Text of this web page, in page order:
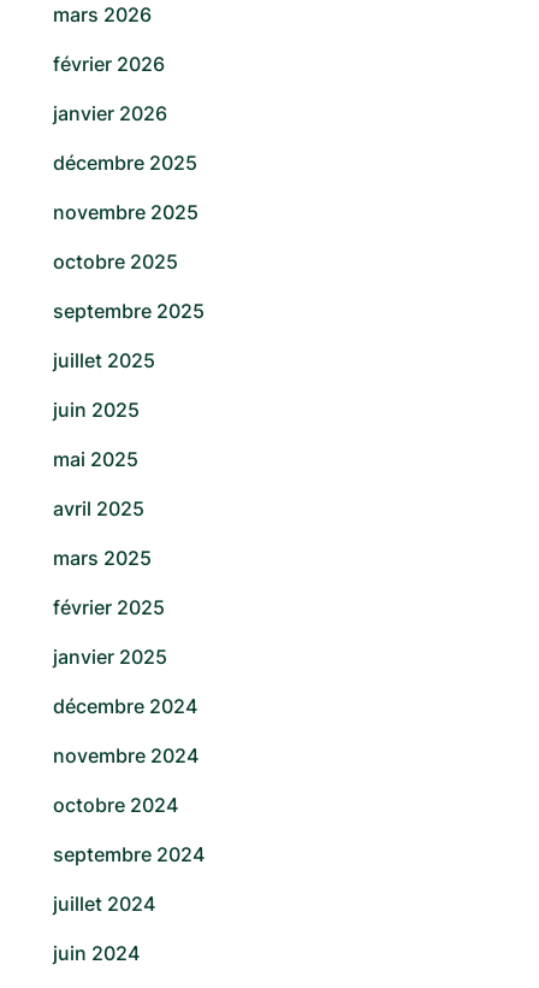
mars 2026
février 2026
janvier 2026
décembre 2025
novembre 2025
octobre 2025
septembre 2025
juillet 2025
juin 2025
mai 2025
avril 2025
mars 2025
février 2025
janvier 2025
décembre 2024
novembre 2024
octobre 2024
septembre 2024
juillet 2024
juin 2024